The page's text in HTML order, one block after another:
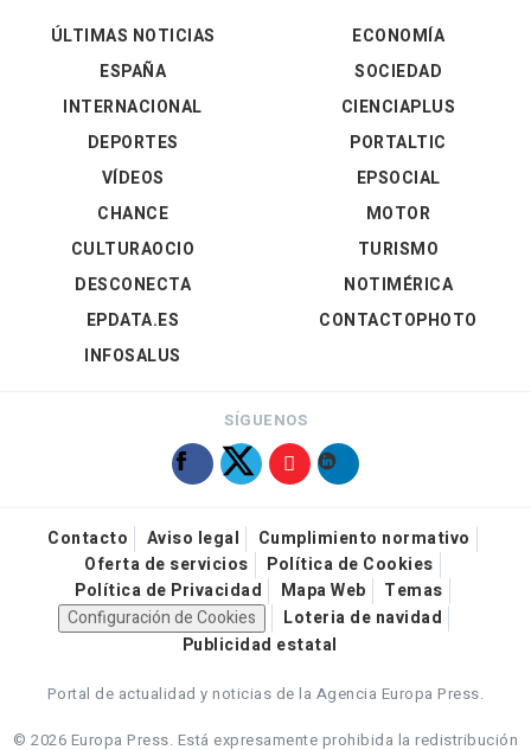
ÚLTIMAS NOTICIAS
ESPAÑA
INTERNACIONAL
DEPORTES
VÍDEOS
ECONOMÍA
SOCIEDAD
CIENCIAPLUS
PORTALTIC
EPSOCIAL
CHANCE
CULTURAOCIO
DESCONECTA
EPDATA.ES
INFOSALUS
MOTOR
TURISMO
NOTIMÉRICA
CONTACTOPHOTO
SÍGUENOS
Contacto Aviso legal
Cumplimiento normativo
Oferta de servicios
Política de Cookies
Política de Privacidad
Mapa Web
Temas
Configuración de Cookies
Loteria de navidad
Publicidad estatal
Portal de actualidad y noticias de la Agencia Europa Press.
© 2026 Europa Press. Está expresamente prohibida la redistribución